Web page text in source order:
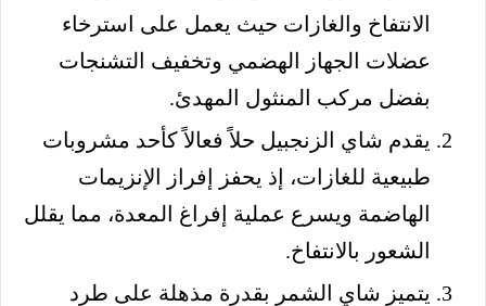
الانتفاخ والغازات حيث يعمل على استرخاء
عضلات الجهاز الهضمي وتخفيف التشنجات
بفضل مركب المنثول المهدئ.
يقدم شاي الزنجبيل حلاً فعالاً كأحد مشروبات
طبيعية للغازات، إذ يحفز إفراز الإنزيمات
الهاضمة ويسرع عملية إفراغ المعدة، مما يقلل
الشعور بالانتفاخ.
يتميز شاي الشمر بقدرة مذهلة على طرد